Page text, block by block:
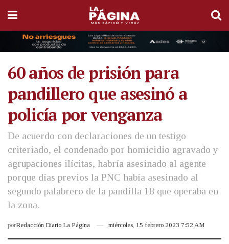
60 años de prisión para
pandillero que asesinó a
policía por venganza
De acuerdo con declaraciones de un testigo
criteriado, el condenado por homicidio agravado y
agrupaciones ilícitas, habría asesinado al agente
porque días previos la PNC había asesinado al
segundo palabrero de la pandilla 18 que operaba en
la zona.
porRedacción Diario La Página miércoles, 15 febrero 2023 7:52 AM